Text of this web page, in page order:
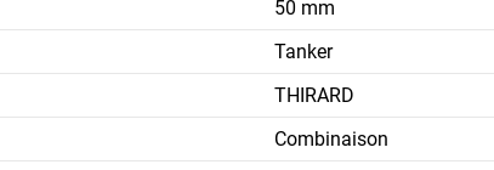
50 mm
Tanker
THIRARD
Combinaison